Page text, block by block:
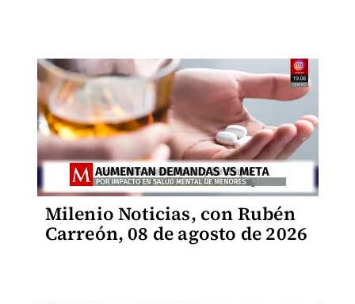
Milenio Noticias, con Rubén
Carreón, 08 de agosto de 2026